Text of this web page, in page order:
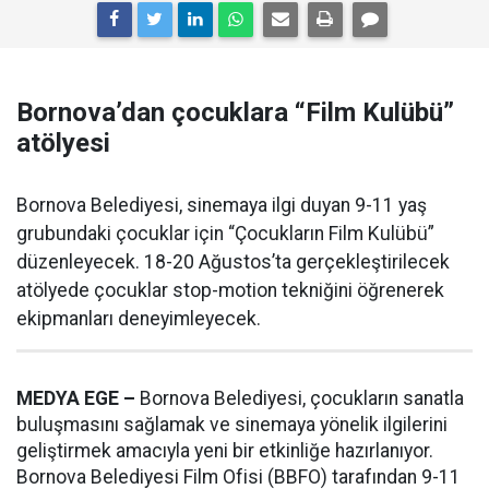
Bornova’dan çocuklara “Film Kulübü”
atölyesi
Bornova Belediyesi, sinemaya ilgi duyan 9-11 yaş
grubundaki çocuklar için “Çocukların Film Kulübü”
düzenleyecek. 18-20 Ağustos’ta gerçekleştirilecek
atölyede çocuklar stop-motion tekniğini öğrenerek
ekipmanları deneyimleyecek.
MEDYA EGE – Bornova Belediyesi, çocukların sanatla
buluşmasını sağlamak ve sinemaya yönelik ilgilerini
geliştirmek amacıyla yeni bir etkinliğe hazırlanıyor.
Bornova Belediyesi Film Ofisi (BBFO) tarafından 9-11